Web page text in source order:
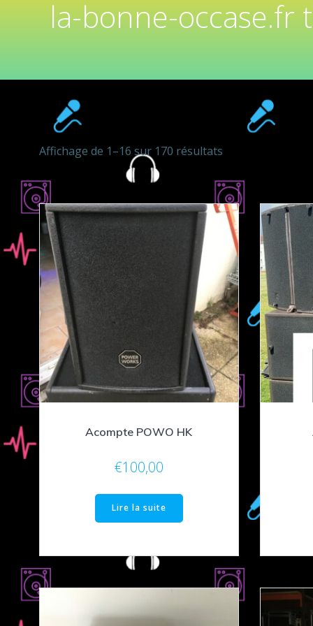
la-bonne-occase.fr
Affichage de 1–16 sur 170 résultats
Acompte POWO HK
€100,00
Lire la suite